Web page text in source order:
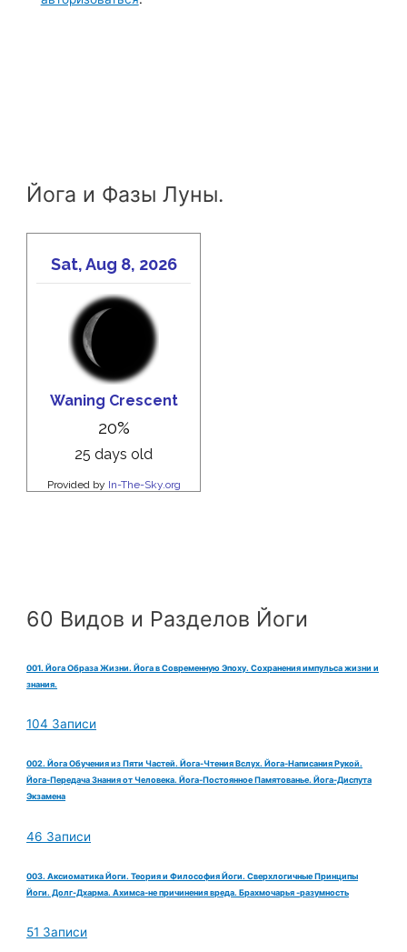
Йога и Фазы Луны.
60 Видов и Разделов Йоги
001. Йога Образа Жизни. Йога в Современную Эпоху. Сохранения импульса жизни и
знания.
104 Записи
002. Йога Обучения из Пяти Частей. Йога-Чтения Вслух. Йога-Написания Рукой.
Йога-Передача Знания от Человека. Йога-Постоянное Памятованье. Йога-Диспута
Экзамена
46 Записи
003. Аксиоматика Йоги. Теория и Философия Йоги. Сверхлогичные Принципы
Йоги. Долг-Дхарма. Ахимса-не причинения вреда. Брахмочарья -разумность
51 Записи